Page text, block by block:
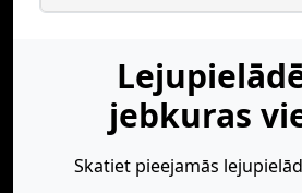
jebkuras
Skatiet pieejamās